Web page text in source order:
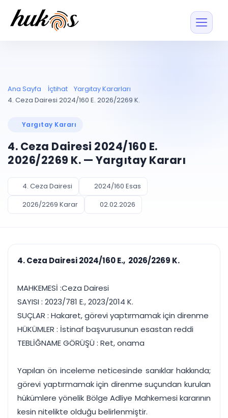
Entegrasyonu
UYAP ile otomatik
UYAP Evrak
Entegrasyonu
UETS Entegrasyonu
Tebligatları anında
Vekalet
PLANLAMA & TAKİP
Pano ve Takip
Duruşma ve görev
takvimi
Bildirim
takibi
Tek panelde uçtan uca yönetim
UYAP & UETS entegrasyonundan finansa, hepsi bir arada.
Tüm özellikleri inceleyin
Blog
Ücretsiz Başlayın Giriş Yap
Ana Sayfa İçtihat
Yargıtay Kararları
4. Ceza Dairesi 2024/160 E. 2026/2269 K.
Yargıtay Kararı
4. Ceza Dairesi 2024/160 E.
2026/2269 K. — Yargıtay Kararı
4. Ceza Dairesi
2024/160 Esas
2026/2269 Karar
02.02.2026
4. Ceza Dairesi 2024/160 E., 2026/2269 K.
MAHKEMESİ :Ceza Dairesi
SAYISI : 2023/781 E., 2023/2014 K.
SUÇLAR : Hakaret, görevi yaptırmamak için direnme
HÜKÜMLER : İstinaf başvurusunun esastan reddi
TEBLİĞNAME GÖRÜŞÜ : Ret, onama
Yapılan ön inceleme neticesinde sanıklar hakkında;
görevi yaptırmamak için direnme suçundan kurulan
hükümlere yönelik Bölge Adliye Mahkemesi kararının
kesin nitelikte olduğu belirlenmiştir.